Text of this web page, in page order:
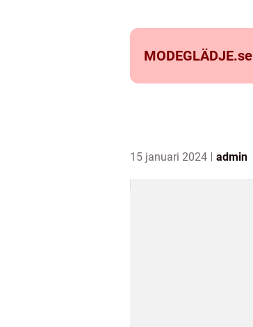
MODEGLÄDJE.se
15 januari 2024 admin